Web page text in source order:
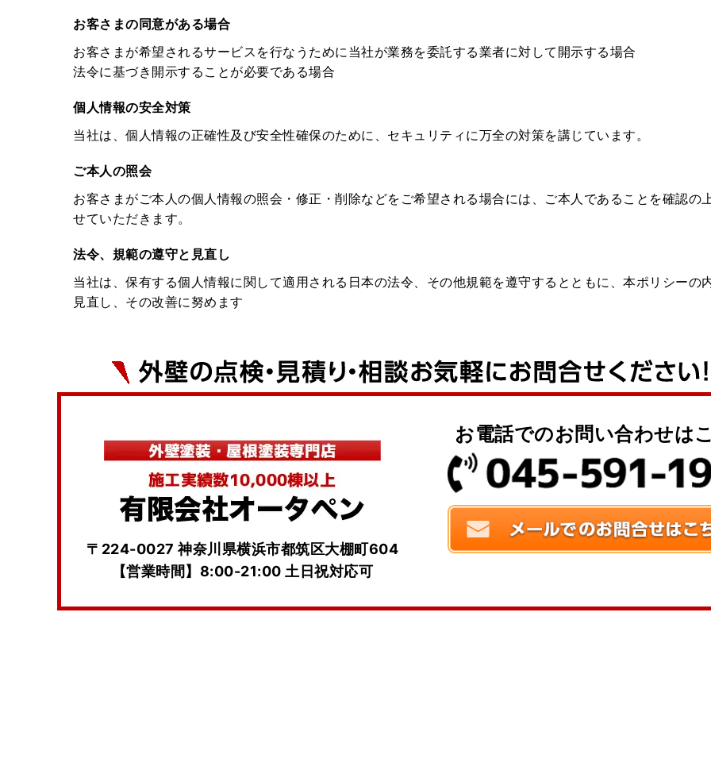
お客さまの同意がある場合
お客さまが希望されるサービスを行なうために当社が業務を委託する業者に対して開示する場合
法令に基づき開示することが必要である場合
個人情報の安全対策
当社は、個人情報の正確性及び安全性確保のために、セキュリティに万全の対策を講じています。
ご本人の照会
お客さまがご本人の個人情報の照会・修正・削除などをご希望される場合には、ご本人であることを確認の
せていただきます。
法令、規範の遵守と見直し
当社は、保有する個人情報に関して適用される日本の法令、その他規範を遵守するとともに、本ポリシーの
見直し、その改善に努めます
〒224-0027 神奈川県横浜市都筑区大棚町604
【営業時間】8:00-21:00 土日祝対応可
お電話でのお問い合わせは